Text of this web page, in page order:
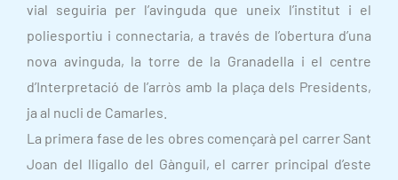
vial seguiria per l’avinguda que uneix l’institut i el
poliesportiu i connectaria, a través de l’obertura d’una
nova avinguda, la torre de la Granadella i el centre
d’Interpretació de l’arròs amb la plaça dels Presidents,
ja al nucli de Camarles.
La primera fase de les obres començarà pel carrer Sant
Joan del lligallo del Gànguil, el carrer principal d’este